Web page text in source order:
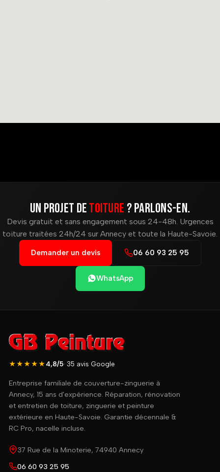
Un projet detoiture ? Parlons-en.
Devis gratuit et sans engagement sous 24-48h. Urgences
toiture traitées 24h/24 sur Annecy et toute la Haute-Savoie.
Demander un devis 06 60 93 25 95
WhatsApp
★★★★★4,8/5· 35 avis Google
Entreprise familiale de couverture-zinguerie à
Annecy, 15 ans d'expérience. Réparation, rénovation
et entretien de toiture, zinguerie et peinture
extérieure en Haute-Savoie. Garantie décennale &
RC Pro, nacelle incluse.
37 Rue de la Minoterie, 74940 Annecy
06 60 93 25 95